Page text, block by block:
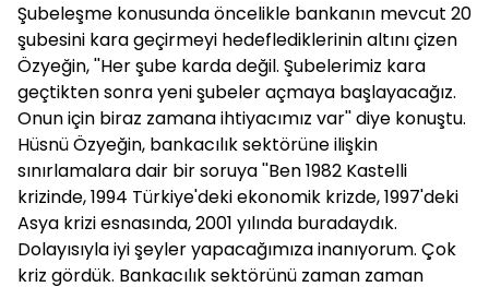
Şubeleşme konusunda öncelikle bankanın mevcut 20
şubesini kara geçirmeyi hedeflediklerinin altını çizen
Özyeğin, ''Her şube karda değil. Şubelerimiz kara
geçtikten sonra yeni şubeler açmaya başlayacağız.
Onun için biraz zamana ihtiyacımız var'' diye konuştu.
Hüsnü Özyeğin, bankacılık sektörüne ilişkin
sınırlamalara dair bir soruya ''Ben 1982 Kastelli
krizinde, 1994 Türkiye'deki ekonomik krizde, 1997'deki
Asya krizi esnasında, 2001 yılında buradaydık.
Dolayısıyla iyi şeyler yapacağımıza inanıyorum. Çok
kriz gördük. Bankacılık sektörünü zaman zaman